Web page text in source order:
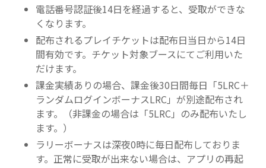
電話番号認証後14日を経過すると、受取ができな
くなります。
配布されるプレイチケットは配布日当日から14日
間有効です。チケット対象ブースにてご利用いた
だけます。
課金実績ありの場合、課金後30日間毎日「5LRC＋
ランダムログインボーナスLRC」が別途配布され
ます。（非課金の場合は「5LRC」のみ配布いたし
ます。）
ラリーボーナスは深夜0時に毎日配布しておりま
す。正常に受取が出来ない場合は、アプリの再起